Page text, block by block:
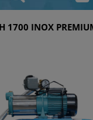
1700 INOX